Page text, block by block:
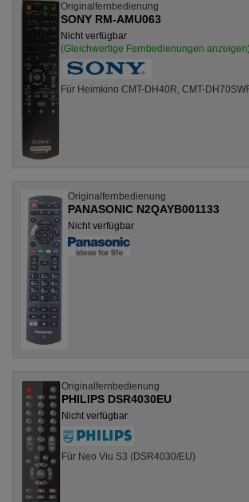
Originalfernbedienung
SONY RM-AMU063
Nicht verfügbar
(Gleichwertige Fernbedienungen
Für Heimkino CMT-DH40R, CMT-
Originalfernbedienung
PANASONIC N2QAYB001133
Nicht verfügbar
Originalfernbedienung
PHILIPS DSR4030EU
Nicht verfügbar
Für Neo Viu S3 (DSR4030/EU)